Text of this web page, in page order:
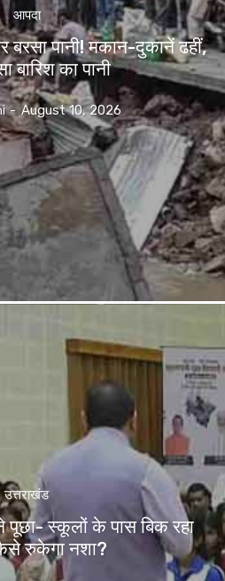
आपदा
पानी! मकान-दुकानें ढहीं,
बारिश का पानी
- August 10, 2026
उत्तराखंड
पूछा- स्कूलों के पास बिक रहा
रुकेगा नशा?